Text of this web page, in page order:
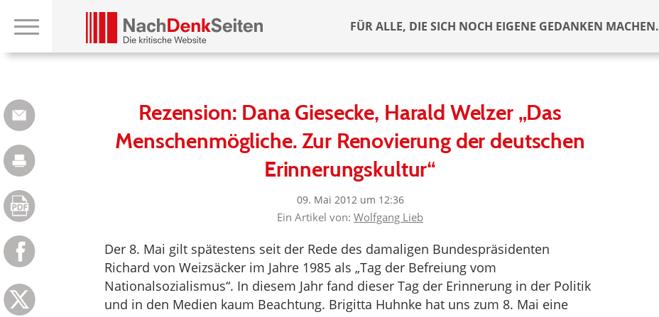
FÜR ALLE, DIE SICH NOCH EIGENE GEDANKEN MACHEN.
Rezension: Dana Giesecke, Harald Welzer „Das
Menschenmögliche. Zur Renovierung der deutschen
Erinnerungskultur“
09. Mai 2012 um 12:36
Ein Artikel von: Wolfgang Lieb
Der 8. Mai gilt spätestens seit der Rede des damaligen Bundespräsidenten
Richard von Weizsäcker im Jahre 1985 als „Tag der Befreiung vom
Nationalsozialismus“. In diesem Jahr fand dieser Tag der Erinnerung in der Politik
und in den Medien kaum Beachtung. Brigitta Huhnke hat uns zum 8. Mai eine